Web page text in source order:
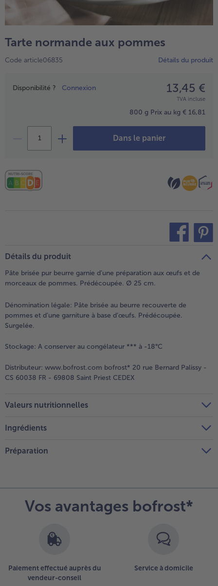
TousPlats cuisinés
Boulangerie & Pâtisserie
TousBoulangerie & Pâtisserie
TousEntrées, Apéritifs & Snacks
Produits non surgelés
TousProduits non surgelés
Tarte normande aux pommes
Code article06835 Détails du produit
Prix
Disponibilité ? Connexion 13,45 €
TVA incluse
800 g Prix au kg € 16,81
Dans le panier
Détails du produit
Pâte brisée pur beurre garnie d’une préparation aux œufs et de
morceaux de pommes. Prédécoupée. Ø 25 cm.
Dénomination légale: Pâte brisée au beurre recouverte de
pommes et d’une garniture à base d’œufs. Prédécoupée.
Surgelée.
Stockage: A conserver au congélateur *** à -18°C
Distributeur: www.bofrost.com bofrost* 20 rue Bernard Palissy -
CS 60038 FR - 69808 Saint Priest CEDEX
Valeurs nutritionnelles
Ingrédients
Préparation
Vos avantages bofrost*
Paiement effectué auprès du
vendeur-conseil
Service à domicile